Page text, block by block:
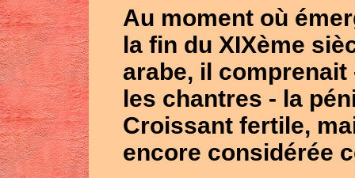
Au moment où
la fin du XIXème
arabe, il comprenait
les chantres - la
Croissant fertile,
encore considérée